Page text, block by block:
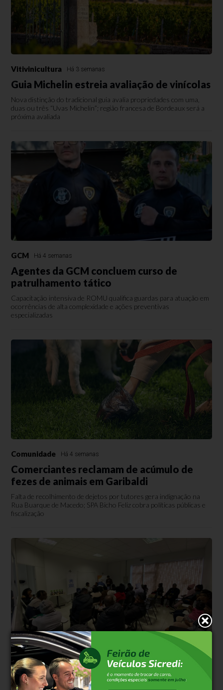
Vitivinicultura Há 3 semanas
Guia Michelin estreia avaliação de vinícolas
Nova distinção do tradicional guia avalia propriedades com uma,
duas ou três “Uvas Michelin”; região francesa de Bordeaux será a
próxima avaliada
GCM Há 4 semanas
Agentes da GCM concluem curso de
patrulhamento tático
Capacitação intensiva de ROMU qualifica guardas para atuação em
ocorrências de alta complexidade e ações preventivas
especializadas
Comunidade Há 4 semanas
Comerciantes reclamam de acúmulo de
fezes de animais em Garibaldi
Falta de recolhimento de dejetos por tutores gera indignação na
Rua Buarque de Macedo; SPA Bicho Feliz cobra políticas públicas e
fiscalização
Comunidade Há 4 semanas
Curso de português qualifica integração da
comunidade haitiana em Bento